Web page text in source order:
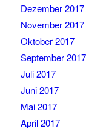
Dezember 2017
November 2017
Oktober 2017
September 2017
Juli 2017
Juni 2017
Mai 2017
April 2017